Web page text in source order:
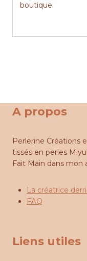
boutique
A propos
Perlerine Créations
tissés en perles
Fait Main dans mon
La créatrice
FAQ
Liens utiles